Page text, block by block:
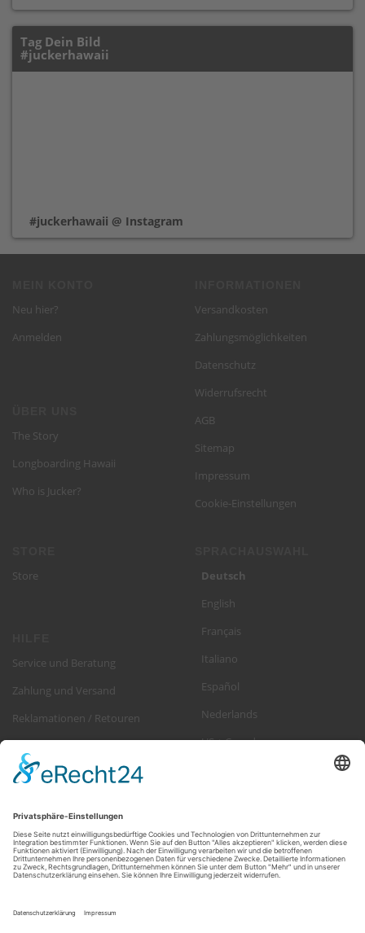
Tag Dein Bild
#juckerhawaii
#juckerhawaii @ Instagram
Neu hier?
Anmelden
The Story
Longboarding Hawaii
Who is Jucker?
Versandkosten
Zahlungsmöglichkeiten
Datenschutz
Widerrufsrecht
AGB
Sitemap
Impressum
Cookie-Einstellungen
Store
Service und Beratung
Zahlung und Versand
Reklamationen / Retouren
Deutsch
English
Français
Italiano
Español
Nederlands
US + Canada
EMAIL-
ADRESSE
Abmeldung jederzeit möglich >Newsletter